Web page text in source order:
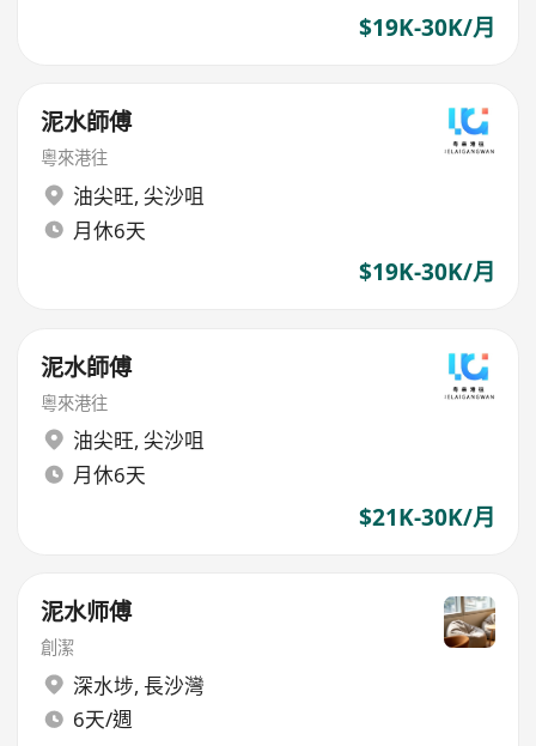
$19K-30K/月
泥水師傅
粵來港往
油尖旺, 尖沙咀
月休6天
$19K-30K/月
泥水師傅
粵來港往
油尖旺, 尖沙咀
月休6天
$21K-30K/月
泥水师傅
創潔
深水埗, 長沙灣
6天/週